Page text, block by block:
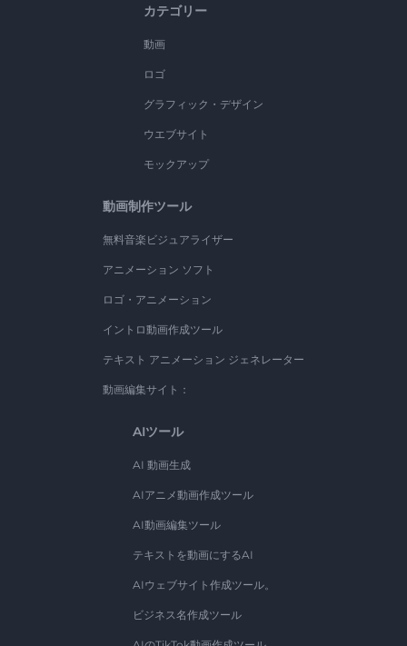
カテゴリー
動画
ロゴ
グラフィック・デザイン
ウエブサイト
モックアップ
動画制作ツール
無料音楽ビジュアライザー
アニメーション ソフト
ロゴ・アニメーション
イントロ動画作成ツール
テキスト アニメーション ジェネレーター
動画編集サイト：
AIツール
AI 動画生成
AIアニメ動画作成ツール
AI動画編集ツール
テキストを動画にするAI
AIウェブサイト作成ツール。
ビジネス名作成ツール